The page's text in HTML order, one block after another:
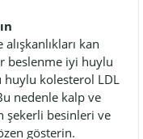
kan
beslenme iyi huylu
huylu kolesterol LDL
nedenle kalp ve
şekerli besinleri ve
gösterin.